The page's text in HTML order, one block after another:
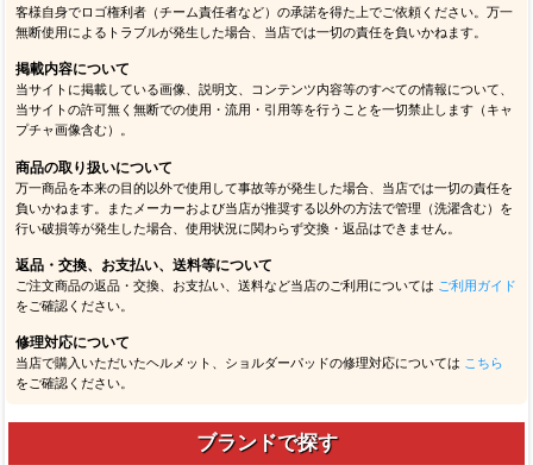
客様自身でロゴ権利者（チーム責任者など）の承諾を得た上でご依頼ください。万一
無断使用によるトラブルが発生した場合、当店では一切の責任を負いかねます。
掲載内容について
当サイトに掲載している画像、説明文、コンテンツ内容等のすべての情報について、
当サイトの許可無く無断での使用・流用・引用等を行うことを一切禁止します（キャ
プチャ画像含む）。
商品の取り扱いについて
万一商品を本来の目的以外で使用して事故等が発生した場合、当店では一切の責任を
負いかねます。またメーカーおよび当店が推奨する以外の方法で管理（洗濯含む）を
行い破損等が発生した場合、使用状況に関わらず交換・返品はできません。
返品・交換、お支払い、送料等について
ご注文商品の返品・交換、お支払い、送料など当店のご利用については ご利用ガイド
をご確認ください。
修理対応について
当店で購入いただいたヘルメット、ショルダーパッドの修理対応については こちら
をご確認ください。
ブランドで探す